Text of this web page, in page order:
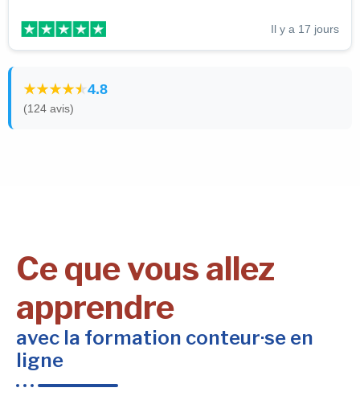
Il y a 17 jours
4.8
(124 avis)
Ce que vous allez
apprendre
avec la formation conteur·se en
ligne